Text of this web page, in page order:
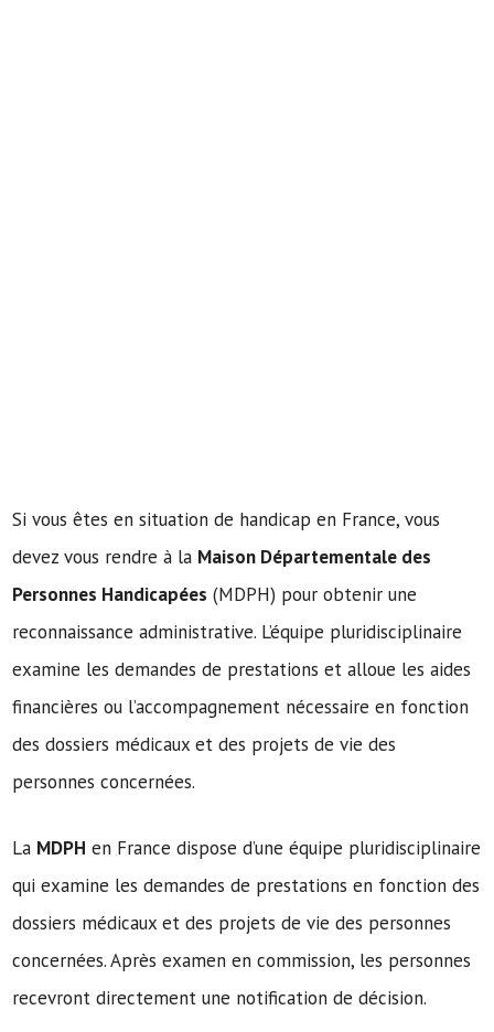
Si vous êtes en situation de handicap en France, vous
devez vous rendre à la Maison Départementale des
Personnes Handicapées (MDPH) pour obtenir une
reconnaissance administrative. L’équipe pluridisciplinaire
examine les demandes de prestations et alloue les aides
financières ou l’accompagnement nécessaire en fonction
des dossiers médicaux et des projets de vie des
personnes concernées.
La MDPH en France dispose d’une équipe pluridisciplinaire
qui examine les demandes de prestations en fonction des
dossiers médicaux et des projets de vie des personnes
concernées. Après examen en commission, les personnes
recevront directement une notification de décision.